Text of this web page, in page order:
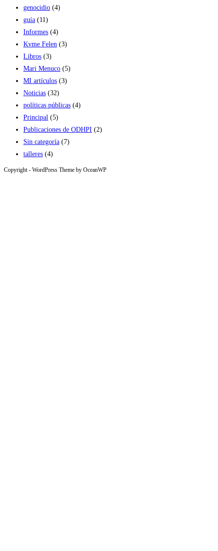
genocidio (4)
guía (11)
Informes (4)
Kvme Felen (3)
Libros (3)
Mari Menuco (5)
MI artículos (3)
Noticias (32)
políticas públicas (4)
Principal (5)
Publicaciones de ODHPI (2)
Sin categoría (7)
talleres (4)
Copyright - WordPress Theme by OceanWP